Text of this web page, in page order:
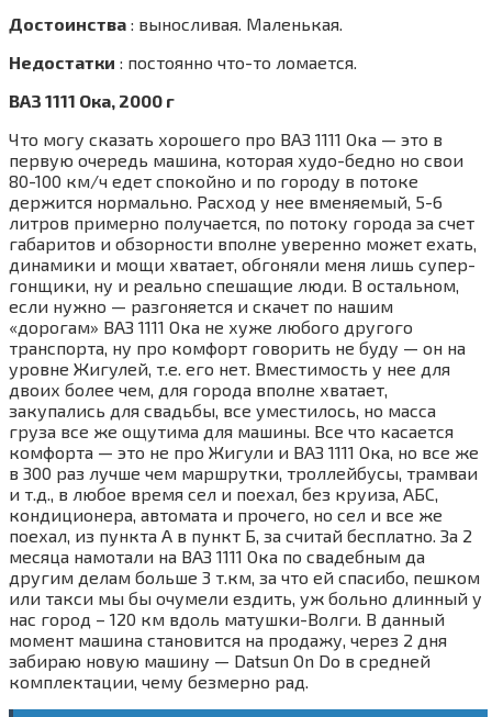
Достоинства : выносливая. Маленькая.
Недостатки : постоянно что-то ломается.
ВАЗ 1111 Ока, 2000 г
Что могу сказать хорошего про ВАЗ 1111 Ока — это в
первую очередь машина, которая худо-бедно но свои
80-100 км/ч едет спокойно и по городу в потоке
держится нормально. Расход у нее вменяемый, 5-6
литров примерно получается, по потоку города за счет
габаритов и обзорности вполне уверенно может ехать,
динамики и мощи хватает, обгоняли меня лишь супер-
гонщики, ну и реально спешащие люди. В остальном,
если нужно — разгоняется и скачет по нашим
«дорогам» ВАЗ 1111 Ока не хуже любого другого
транспорта, ну про комфорт говорить не буду — он на
уровне Жигулей, т.е. его нет. Вместимость у нее для
двоих более чем, для города вполне хватает,
закупались для свадьбы, все уместилось, но масса
груза все же ощутима для машины. Все что касается
комфорта — это не про Жигули и ВАЗ 1111 Ока, но все же
в 300 раз лучше чем маршрутки, троллейбусы, трамваи
и т.д., в любое время сел и поехал, без круиза, АБС,
кондиционера, автомата и прочего, но сел и все же
поехал, из пункта А в пункт Б, за считай бесплатно. За 2
месяца намотали на ВАЗ 1111 Ока по свадебным да
другим делам больше 3 т.км, за что ей спасибо, пешком
или такси мы бы очумели ездить, уж больно длинный у
нас город – 120 км вдоль матушки-Волги. В данный
момент машина становится на продажу, через 2 дня
забираю новую машину — Datsun On Do в средней
комплектации, чему безмерно рад.